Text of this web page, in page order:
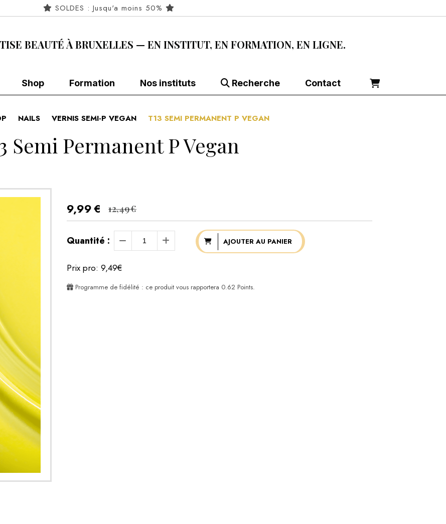
SOLDES : Jusqu'a moins 50%
BEAUTÉ À BRUXELLES — EN INSTITUT, EN FORMATION, EN LIGNE.
Shop Formation Nos instituts Recherche Contact
NAILS VERNIS SEMI-P VEGAN T13 SEMI PERMANENT P VEGAN
Semi Permanent P Vegan
9,99€ 12,49€
Quantité : AJOUTER AU PANIER
Prix pro: 9,49€
Programme de fidélité : ce produit vous rapportera 0.62 Points.